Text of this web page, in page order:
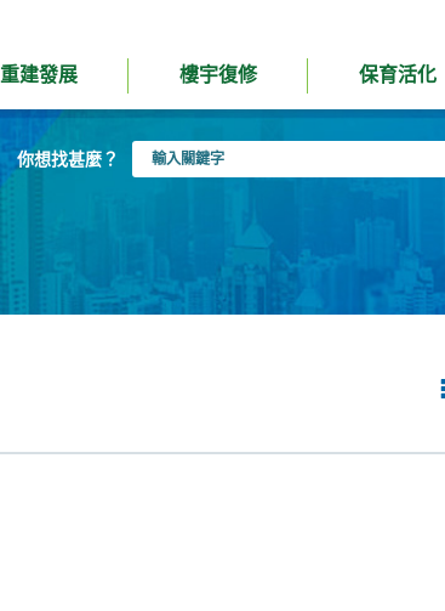
重建發展 樓宇復修 保育活化
你想找甚麼？
入